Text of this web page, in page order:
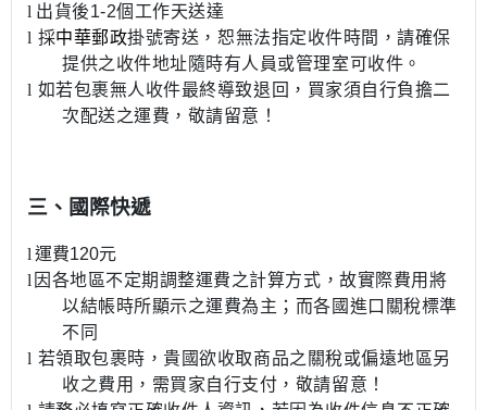
l 出貨後1-2個工作天送達
l 採中華郵政掛號寄送，恕無法指定收件時間，請確保
提供之收件地址隨時有人員或管理室可收件。
l 如若包裹無人收件最終導致退回，買家須自行負擔二
次配送之運費，敬請留意！
三、國際快遞
l運費120元
l 因各地區不定期調整運費之計算方式，故實際費用將
以結帳時所顯示之運費為主；而各國進口關稅標準
不同
l 若領取包裹時，貴國欲收取商品之關稅或偏遠地區另
收之費用，需買家自行支付，敬請留意！